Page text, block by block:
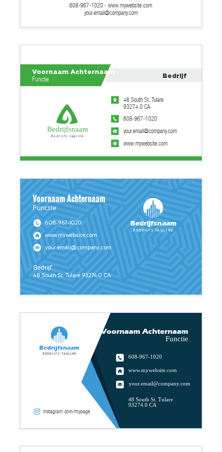
your.email@company.com
608-967-1020 - www.mywebsite.com
www.mywebsite.com
608-967-1020
your.email@company.com
48 South St. Tulare
93274.0 CA
Bedrijf
Voornaam Achternaam
Functie
Bedrijfsnaam
Bedrijfs tagline
your.email@company.com
Bedrijf
48 South St. Tulare 93274.0 CA
608-967-1020
www.mywebsite.com
Functie
Voornaam Achternaam
Bedrijfsnaam
Bedrijfs tagline
instagram.com/mypage
48 South St. Tulare
93274.0 CA
www.mywebsite.com
your.email@company.com
608-967-1020
Functie
Voornaam Achternaam
Bedrijfsnaam
Bedrijfs tagline